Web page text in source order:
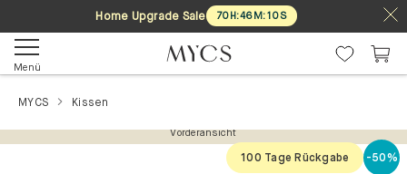
Home Upgrade Sale 70 H:46M: 10S
Menü
MYCS Kissen
Vorderansicht
100 Tage Rückgabe -50%